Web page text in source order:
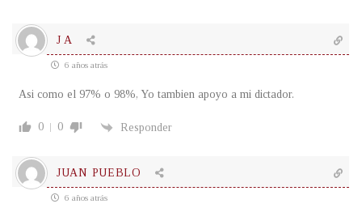
J A
6 años atrás
Asi como el 97% o 98%, Yo tambien apoyo a mi dictador.
0 0 Responder
JUAN PUEBLO
6 años atrás